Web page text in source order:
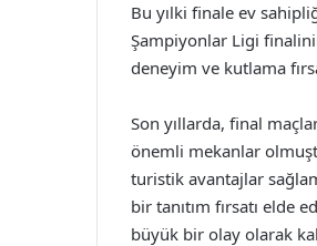
Bu yılki finale ev
Şampiyonlar Ligi
deneyim ve kutlama
Son yıllarda, final
önemli mekanlar
turistik avantajlar
bir tanıtım fırsatı elde
büyük bir olay olarak